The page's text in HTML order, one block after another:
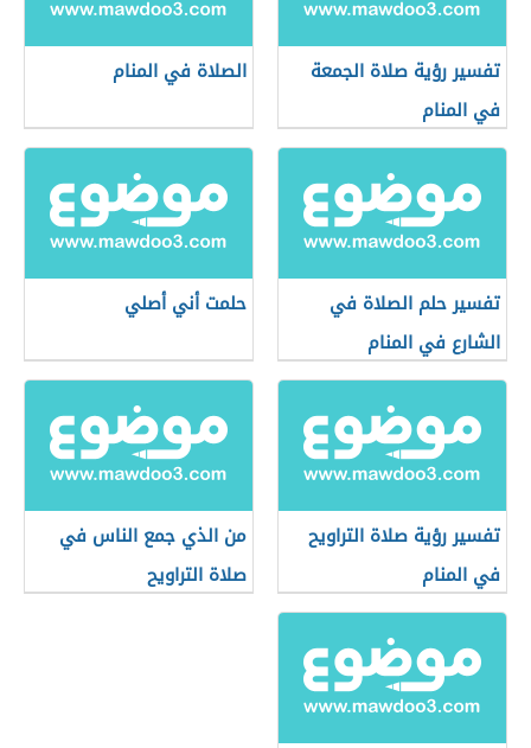
تفسير رؤية صلاة الجمعة
في المنام
الصلاة في المنام
تفسير حلم الصلاة في
الشارع في المنام
حلمت أني أصلي
تفسير رؤية صلاة التراويح
في المنام
من الذي جمع الناس في
صلاة التراويح